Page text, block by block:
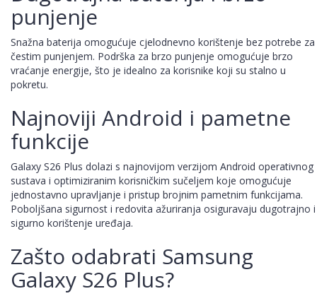
punjenje
Snažna baterija omogućuje cjelodnevno korištenje bez potrebe za
čestim punjenjem. Podrška za brzo punjenje omogućuje brzo
vraćanje energije, što je idealno za korisnike koji su stalno u
pokretu.
Najnoviji Android i pametne
funkcije
Galaxy S26 Plus dolazi s najnovijom verzijom Android operativnog
sustava i optimiziranim korisničkim sučeljem koje omogućuje
jednostavno upravljanje i pristup brojnim pametnim funkcijama.
Poboljšana sigurnost i redovita ažuriranja osiguravaju dugotrajno i
sigurno korištenje uređaja.
Zašto odabrati Samsung
Galaxy S26 Plus?